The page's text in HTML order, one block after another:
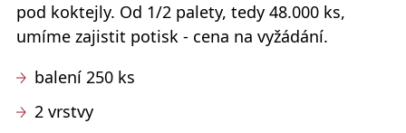
pod koktejly. Od 1/2 palety, tedy 48.000 ks,
umíme zajistit potisk - cena na vyžádání.
balení 250 ks
2 vrstvy